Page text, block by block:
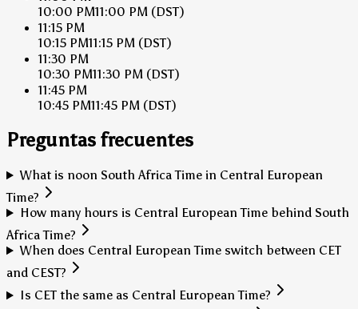
10:00 PM11:00 PM (DST)
11:15 PM
10:15 PM11:15 PM (DST)
11:30 PM
10:30 PM11:30 PM (DST)
11:45 PM
10:45 PM11:45 PM (DST)
Preguntas frecuentes
What is noon South Africa Time in Central European
Time?
How many hours is Central European Time behind South
Africa Time?
When does Central European Time switch between CET
and CEST?
Is CET the same as Central European Time?